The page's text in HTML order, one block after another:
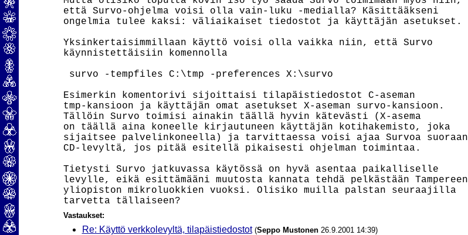
että Survo-ohjelma voisi olla vain-luku -medialla? Käsittääkseni
ongelmia tulee kaksi: väliaikaiset tiedostot ja käyttäjän asetukset.
Yksinkertaisimmillaan käyttö voisi olla vaikka niin, että Survo
käynnistettäisiin komennolla
survo -tempfiles C:\tmp -preferences X:\survo
Esimerkin komentorivi sijoittaisi tilapäistiedostot C-aseman
tmp-kansioon ja käyttäjän omat asetukset X-aseman survo-kansioon.
Tällöin Survo toimisi ainakin täällä hyvin kätevästi (X-asema
on täällä aina koneelle kirjautuneen käyttäjän kotihakemisto, joka
sijaitsee palvelinkoneella) ja tarvittaessa voisi ajaa Survoa suoraan
CD-levyltä, jos pitää esitellä pikaisesti ohjelman toimintaa.
Tietysti Survo jatkuvassa käytössä on hyvä asentaa paikalliselle
levylle, eikä esittämääni muutosta kannata tehdä pelkästään Tampereen
yliopiston mikroluokkien vuoksi. Olisiko muilla palstan seuraajilla
Vastaukset:
Re: Käyttö verkkolevyltä, tilapäistiedostot (Seppo Mustonen26.9.2001 14:39)